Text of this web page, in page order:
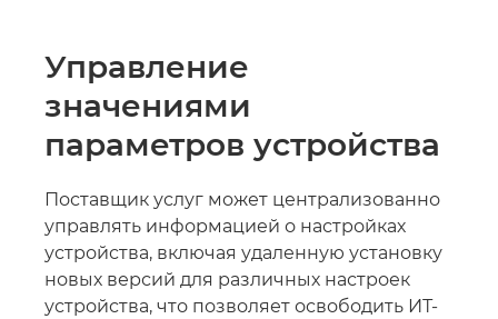
Управление
значениями
параметров устройства
Поставщик услуг может централизованно
управлять информацией о настройках
устройства, включая удаленную установку
новых версий для различных настроек
устройства, что позволяет освободить ИТ-